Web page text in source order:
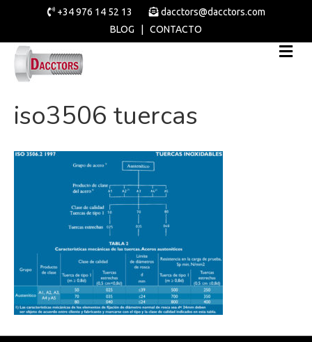
+34 976 14 52 13
dacctors@dacctors.com
BLOG
CONTACTO
iso3506 tuercas